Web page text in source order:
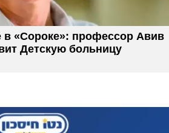
в «Сороке»: профессор Авив
Детскую больницу